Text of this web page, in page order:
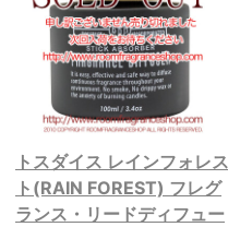
トスダイス レインフォレス
ト(RAIN FOREST) フレグ
ランス・リードディフュー